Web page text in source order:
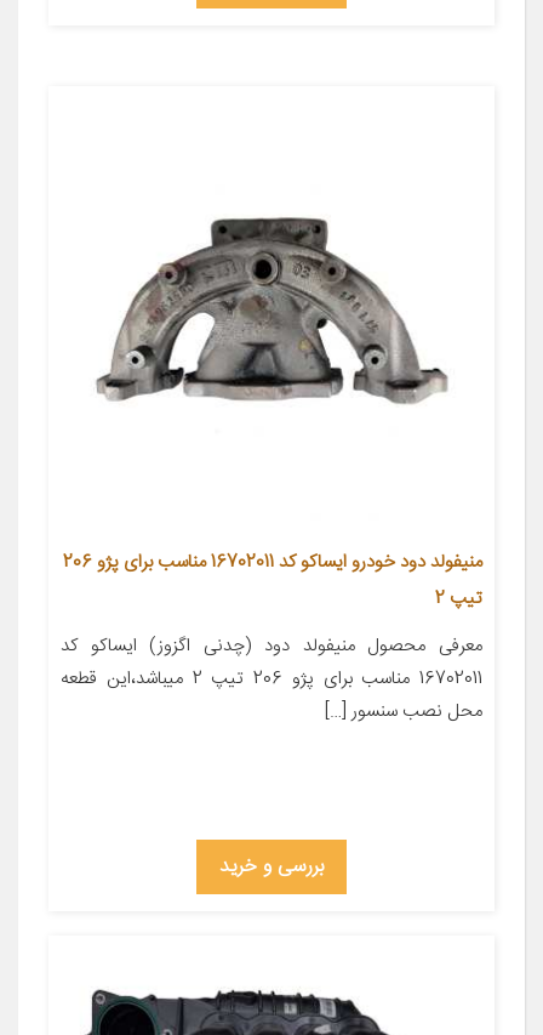
منیفولد دود خودرو ایساکو کد 16702011 مناسب برای پژو 206
تیپ 2
معرفی محصول منیفولد دود (چدنی اگزوز) ایساکو کد
16702011 مناسب برای پژو 206 تیپ 2 میباشد،این قطعه
محل نصب سنسور […]
بررسی و خرید